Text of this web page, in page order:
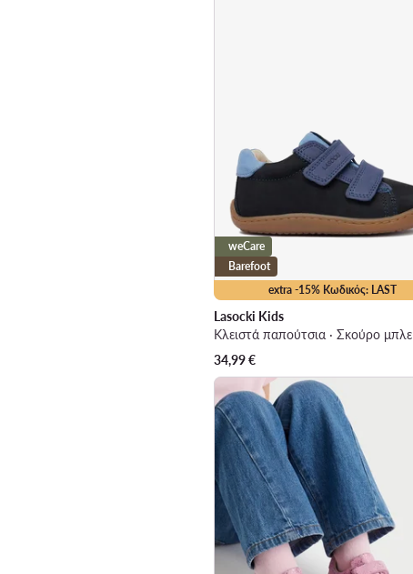
extra -15% Κωδικός: LAST
weCare
Barefoot
Lasocki Kids
Κλειστά παπούτσια · Σκούρο μπλε
34,99€